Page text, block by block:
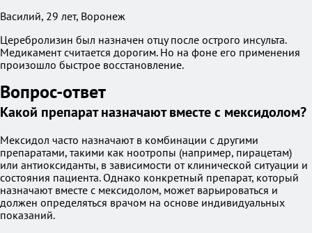
Василий, 29 лет, Воронеж
Церебролизин был назначен отцу после острого инсульта.
Медикамент считается дорогим. Но на фоне его применения
произошло быстрое восстановление.
Вопрос-ответ
Какой препарат назначают вместе с мексидолом?
Мексидол часто назначают в комбинации с другими
препаратами, такими как ноотропы (например, пирацетам)
или антиоксиданты, в зависимости от клинической ситуации и
состояния пациента. Однако конкретный препарат, который
назначают вместе с мексидолом, может варьироваться и
должен определяться врачом на основе индивидуальных
показаний.